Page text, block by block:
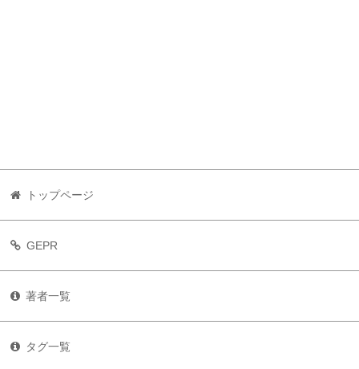
トップページ
GEPR
著者一覧
タグ一覧